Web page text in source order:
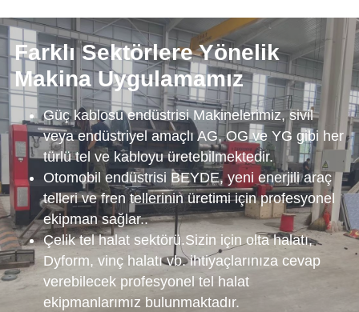
Farklı Sektörlere Yönelik
Makina Uygulamamız
Güç kablosu endüstrisi Makinelerimiz, sivil
veya endüstriyel amaçlı AG, OG ve YG gibi her
türlü tel ve kabloyu üretebilmektedir.
Otomobil endüstrisi BEYDE, yeni enerjili araç
telleri ve fren tellerinin üretimi için profesyonel
ekipman sağlar..
Çelik tel halat sektörü.Sizin için olta halatı,
Dyform, vinç halatı vb. ihtiyaçlarınıza cevap
verebilecek profesyonel tel halat
ekipmanlarımız bulunmaktadır.